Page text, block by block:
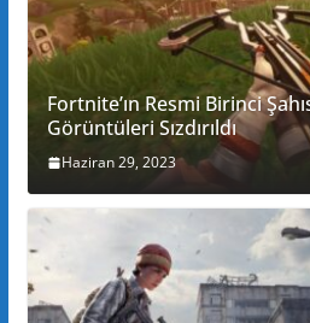
Fortnite’ın Resmi Birinci
Görüntüleri Sızdırıldı
Haziran 29, 2023